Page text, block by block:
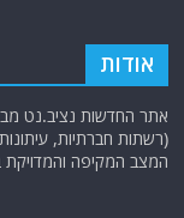
אודות
אתר החדשות נציב.נט
(רשתות חברתיות,
המצב המקיפה